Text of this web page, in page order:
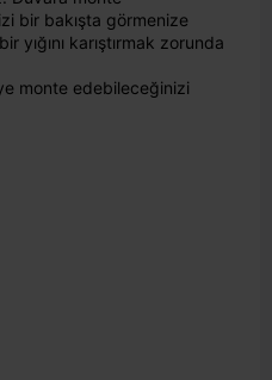
bir bakışta görmenize
yığını karıştırmak zorunda
monte edebileceğinizi